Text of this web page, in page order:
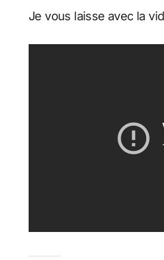
Je vous laisse avec la